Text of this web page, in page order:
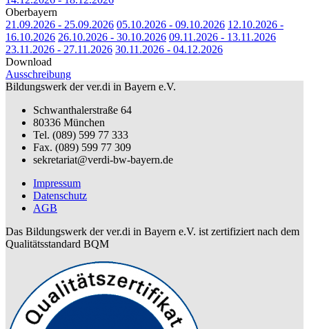
Oberbayern
21.09.2026 - 25.09.2026 05.10.2026 - 09.10.2026 12.10.2026 -
16.10.2026 26.10.2026 - 30.10.2026 09.11.2026 - 13.11.2026
23.11.2026 - 27.11.2026 30.11.2026 - 04.12.2026
Download
Ausschreibung
Bildungswerk der ver.di in Bayern e.V.
Schwanthalerstraße 64
80336 München
Tel. (089) 599 77 333
Fax. (089) 599 77 309
sekretariat@verdi-bw-bayern.de
Impressum
Datenschutz
AGB
Das Bildungswerk der ver.di in Bayern e.V. ist zertifiziert nach dem
Qualitätsstandard BQM